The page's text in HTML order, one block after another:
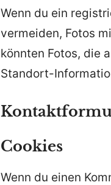
Wenn du ein
vermeiden, Fotos
könnten Fotos, die
Standort-
Cookies
Wenn du einen